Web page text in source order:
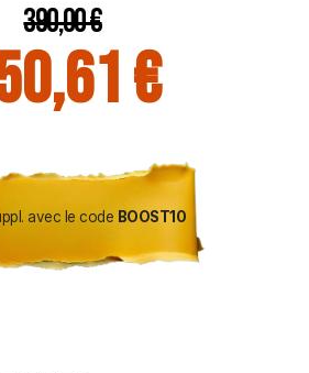
390,00 €
€
avec le code BOOST10